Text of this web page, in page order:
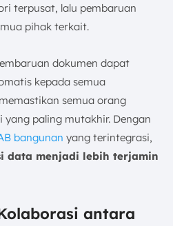
terpusat, lalu pembaruan
pihak terkait.
dokumen dapat
kepada semua
semua orang
paling mutakhir. Dengan
bangunan yang terintegrasi,
data menjadi lebih terjamin
antara